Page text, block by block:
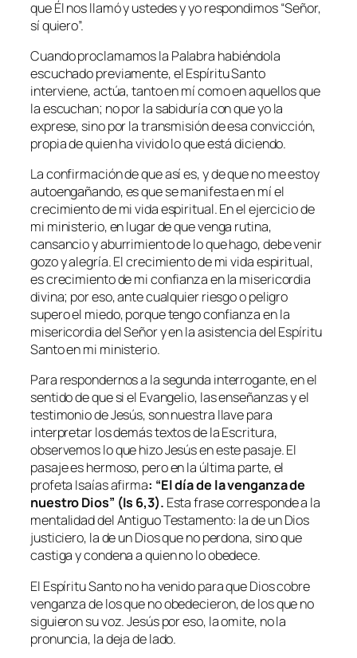
que Él nos llamó y ustedes y yo respondimos “Señor,
sí quiero”.
Cuando proclamamos la Palabra habiéndola
escuchado previamente, el Espíritu Santo
interviene, actúa, tanto en mí como en aquellos que
la escuchan; no por la sabiduría con que yo la
exprese, sino por la transmisión de esa convicción,
propia de quien ha vivido lo que está diciendo.
La confirmación de que así es, y de que no me estoy
autoengañando, es que se manifesta en mí el
crecimiento de mi vida espiritual. En el ejercicio de
mi ministerio, en lugar de que venga rutina,
cansancio y aburrimiento de lo que hago, debe venir
gozo y alegría. El crecimiento de mi vida espiritual,
es crecimiento de mi confianza en la misericordia
divina; por eso, ante cualquier riesgo o peligro
supero el miedo, porque tengo confianza en la
misericordia del Señor y en la asistencia del Espíritu
Santo en mi ministerio.
Para respondernos a la segunda interrogante, en el
sentido de que si el Evangelio, las enseñanzas y el
testimonio de Jesús, son nuestra llave para
interpretar los demás textos de la Escritura,
observemos lo que hizo Jesús en este pasaje. El
pasaje es hermoso, pero en la última parte, el
profeta Isaías afirma: “El día de la venganza de
nuestro Dios” (Is 6,3). Esta frase corresponde a la
mentalidad del Antiguo Testamento: la de un Dios
justiciero, la de un Dios que no perdona, sino que
castiga y condena a quien no lo obedece.
El Espíritu Santo no ha venido para que Dios cobre
venganza de los que no obedecieron, de los que no
siguieron su voz. Jesús por eso, la omite, no la
pronuncia, la deja de lado.